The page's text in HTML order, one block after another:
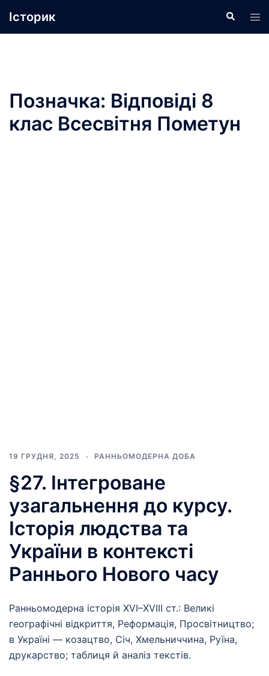
доІсторик Пошук
Позначка: Відповіді 8
клас Всесвітня Пометун
19 ГРУДНЯ, 2025 РАННЬОМОДЕРНА ДОБА
§27. Інтегроване
узагальнення до курсу.
Історія людства та
України в контексті
Раннього Нового часу
Ранньомодерна історія XVI–XVIII ст.: Великі
географічні відкриття, Реформація, Просвітництво;
в Україні — козацтво, Січ, Хмельниччина, Руїна,
друкарство; таблиця й аналіз текстів.